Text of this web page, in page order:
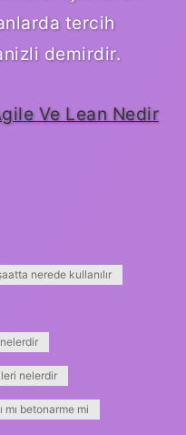
tercih
demirdir.
Ve Lean Nedir
nerede kullanılır
nelerdir
mı betonarme mi